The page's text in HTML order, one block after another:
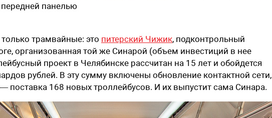
передней панелью
трамвайные: это питерский Чижик, подконтрольный
организованная той же Синарой (объем инвестиций в нее
проект в Челябинске рассчитан на 15 лет и обойдется
рублей. В эту сумму включены обновление контактной сети,
поставка 168 новых троллейбусов. И их выпустит сама Синара.